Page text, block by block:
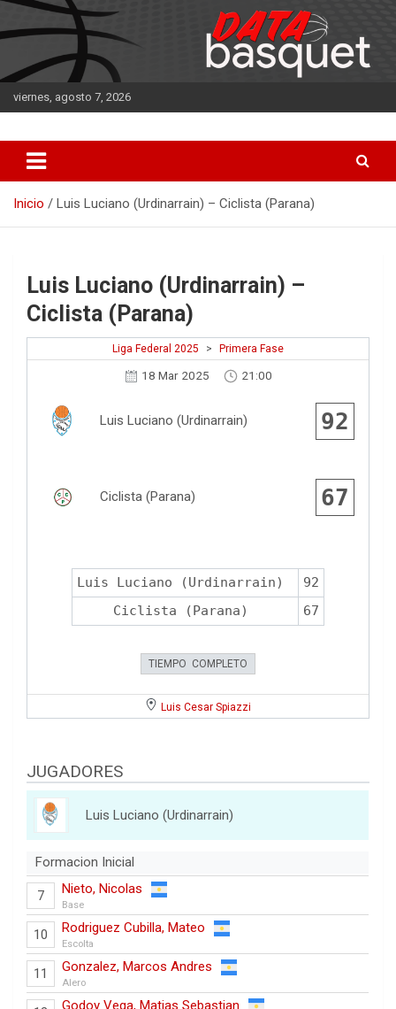
Saltar
al
contenido
viernes, agosto 7, 2026
DATA Basquet
Inicio Luis Luciano (Urdinarrain) – Ciclista (Parana)
Luis Luciano (Urdinarrain) –
Ciclista (Parana)
Liga Federal 2025 > Primera Fase
18 Mar 2025 21:00
Luis Luciano (Urdinarrain) 92
Ciclista (Parana) 67
Luis Luciano (Urdinarrain)
92
Ciclista (Parana)
67
TIEMPO COMPLETO
Luis Cesar Spiazzi
JUGADORES
Luis Luciano (Urdinarrain)
Formacion Inicial
7 Nieto, Nicolas
Base
10 Rodriguez Cubilla, Mateo
Escolta
11 Gonzalez, Marcos Andres
Alero
Godoy Vega, Matias Sebastian